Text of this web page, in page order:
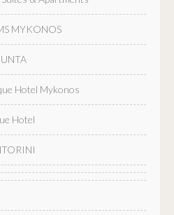
MYKONOS
Hotel Mykonos
Hotel